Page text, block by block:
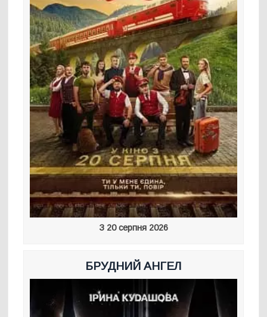
З 20 серпня 2026
БРУДНИЙ АНГЕЛ